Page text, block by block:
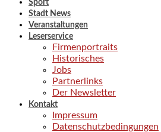
Sport
Stadt News
Veranstaltungen
Leserservice
Firmenportraits
Historisches
Jobs
Partnerlinks
Der Newsletter
Kontakt
Impressum
Datenschutzbedingungen